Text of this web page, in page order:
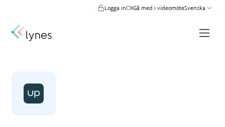
Logga in Gå med i videomöteSvenska